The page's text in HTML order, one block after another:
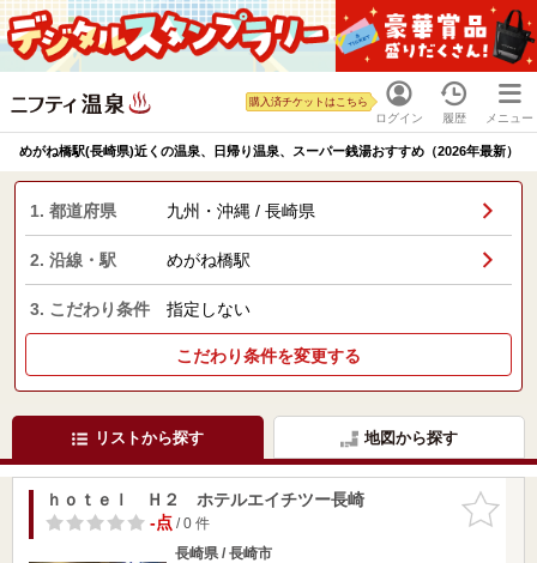
ログイン
購入済チケットはこちら
履歴 メニュー
めがね橋駅(長崎県)近くの温泉、日帰り温泉、スーパー銭湯おすすめ（2026年最新）
1. 都道府県 九州・沖縄 / 長崎県
2. 沿線・駅 めがね橋駅
3. こだわり条件 指定しない
こだわり条件を変更する
リストから探す 地図から探す
お気に入
りに追加
ｈｏｔｅｌ Ｈ２ ホテルエイチツー長崎
-点/ 0 件
長崎県 / 長崎市